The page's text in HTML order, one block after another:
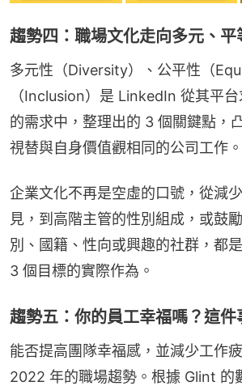
趨勢四：職場文化走向多元、平
多元性（Diversity）、公平性（
（Inclusion）是 LinkedIn 從其平
的需求中，整理出的 3 個關鍵點，
視替與自身價值觀相同的公司工作。
企業文化不再是空虛的口號，從減
見，到高階主管的性別組成，或鼓
別、國籍、性向或興趣的社群，都
3 個目標的實際作為。
趨勢五：你的員工幸福嗎？這件
能否提高團隊幸福感，並減少工作
2022 年的職場趨勢。根據 Glint 的